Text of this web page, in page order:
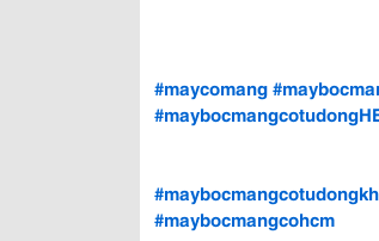
#maycomang
#maybocmangcohcm